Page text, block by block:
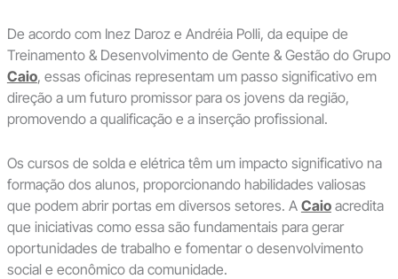
De acordo com Inez Daroz e Andréia Polli, da equipe de
Treinamento & Desenvolvimento de Gente & Gestão do Grupo
Caio, essas oficinas representam um passo significativo em
direção a um futuro promissor para os jovens da região,
promovendo a qualificação e a inserção profissional.
Os cursos de solda e elétrica têm um impacto significativo na
formação dos alunos, proporcionando habilidades valiosas
que podem abrir portas em diversos setores. A Caioacredita
que iniciativas como essa são fundamentais para gerar
oportunidades de trabalho e fomentar o desenvolvimento
social e econômico da comunidade.